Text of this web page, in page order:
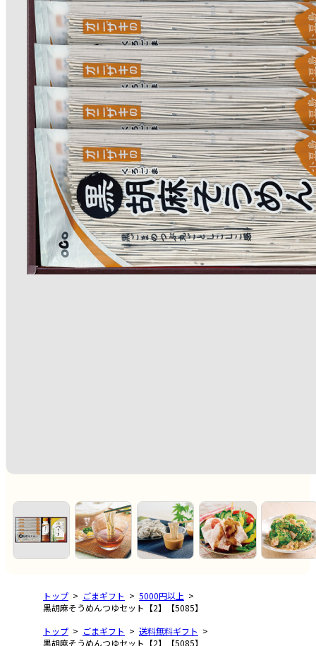
トップ ごまギフト
5000円以上
黒胡麻そうめんつゆセット【2】【5085】
トップ
ごまギフト
送料無料ギフト
黒胡麻そうめんつゆセット【2】【5085】